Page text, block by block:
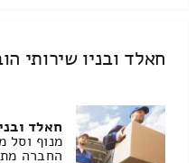
חאלד ובניו שירותי
חאלד
מנוף וסל
החברה